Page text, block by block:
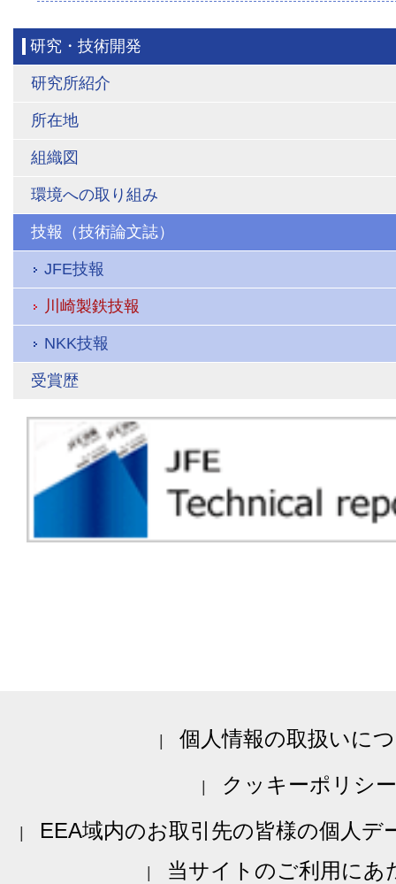
研究・技術開発
研究所紹介
所在地
組織図
環境への取り組み
技報（技術論文誌）
JFE技報
川崎製鉄技報
NKK技報
受賞歴
個人情報の取扱いに
クッキーポリシー
EEA域内のお取引先の皆様の個人デ
当サイトのご利用にあ